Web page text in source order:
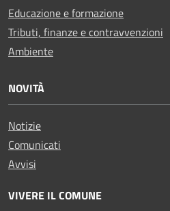
Educazione e formazione
Tributi, finanze e contravvenzioni
Ambiente
NOVITÀ
Notizie
Comunicati
Avvisi
VIVERE IL COMUNE